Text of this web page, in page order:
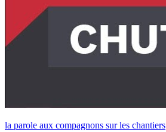
la parole aux compagnons sur les chantiers